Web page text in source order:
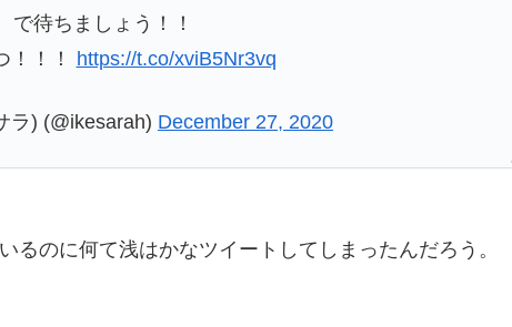
で待ちましょう！！
！！！ https://t.co/xviB5Nr3vq
) (@ikesarah) December 27, 2020
るのに何て浅はかなツイートしてしまったんだろう。